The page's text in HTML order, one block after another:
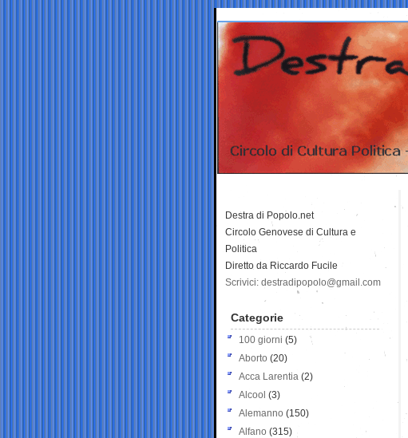
Destra di Popolo.net
Circolo Genovese di Cultura e
Politica
Diretto da Riccardo Fucile
Scrivici: destradipopolo@gmail.com
Categorie
100 giorni (5)
Aborto (20)
Acca Larentia (2)
Alcool (3)
Alemanno (150)
Alfano (315)